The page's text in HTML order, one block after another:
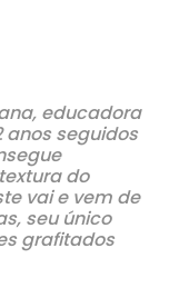
educadora
seguidos
do
vai e vem de
seu único
grafitados